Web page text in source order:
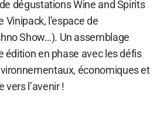
dégustations Wine and Spirits
Vinipack, l’espace de
Show…). Un assemblage
édition en phase avec les défis
économiques et
l’avenir !